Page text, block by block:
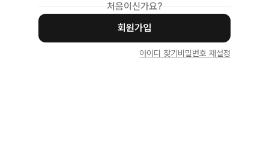
처음이신가요?
회원가입
아이디 찾기 비밀번호 재설정